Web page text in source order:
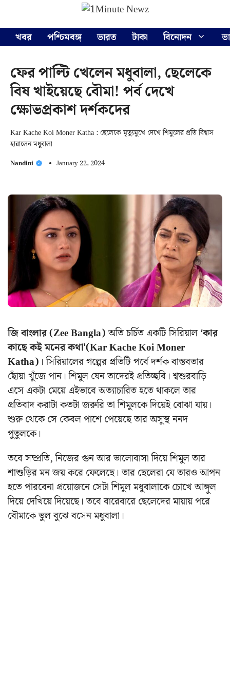
content
খবর
পশ্চিমবঙ্গ ভারত টাকা বিনোদন
ফের পাল্টি খেলেন মধুবালা, ছেলেকে
বিষ খাইয়েছে বৌমা! পর্ব দেখে
ক্ষোভপ্রকাশ দর্শকদের
Kar Kache Koi Moner Katha : ছেলেকে মৃত্যুমুখে দেখে শিমুলের প্রতি বিশ্বাস
হারালেন মধুবালা
Nandini January 22, 2024
জি বাংলার (Zee Bangla)অতি চর্চিত একটি সিরিয়াল‘কার
কাছে কই মনের কথা'(Kar Kache Koi Moner
Katha) । সিরিয়ালের গল্পের প্রতিটি পর্বে দর্শক বাস্তবতার
ছোঁয়া খুঁজে পান। শিমুল যেন তাদেরই প্রতিচ্ছবি। শ্বশুরবাড়ি
এসে একটা মেয়ে এইভাবে অত্যাচারিত হতে থাকলে তার
প্রতিবাদ করাটা কতটা জরুরি তা শিমুলকে দিয়েই বোঝা যায়।
শুরু থেকে সে কেবল পাশে পেয়েছে তার অসুস্থ ননদ
পুতুলকে।
তবে সম্প্রতি, নিজের গুন আর ভালোবাসা দিয়ে শিমুল তার
শাশুড়ির মন জয় করে ফেলেছে। তার ছেলেরা যে তারও আপন
হতে পারবেনা প্রয়োজনে সেটা শিমুল মধুবালাকে চোখে আঙ্গুল
দিয়ে দেখিয়ে দিয়েছে। তবে বারেবারে ছেলেদের মায়ায় পরে
বৌমাকে ভুল বুঝে বসেন মধুবালা।